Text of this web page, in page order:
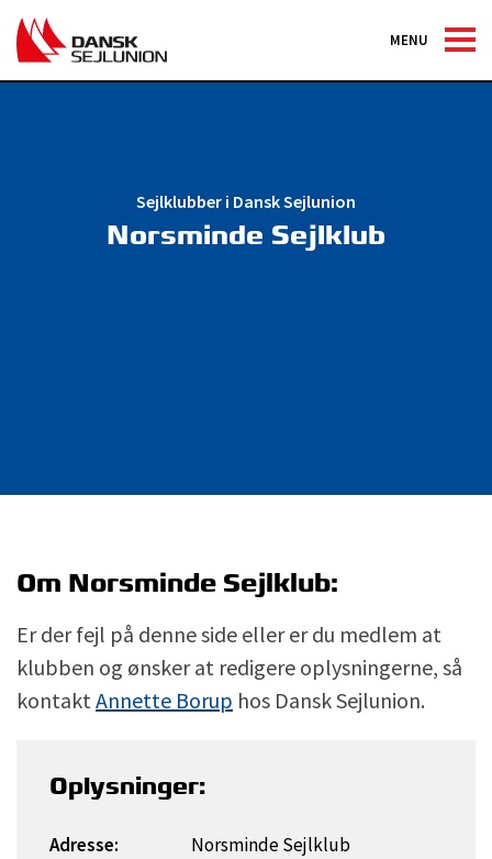
MENU
Sejlklubber i Dansk Sejlunion
Norsminde Sejlklub
Om Norsminde Sejlklub:
Er der fejl på denne side eller er du medlem at
klubben og ønsker at redigere oplysningerne, så
kontaktAnnette Borup hos Dansk Sejlunion.
Oplysninger:
Adresse:
Norsminde Sejlklub